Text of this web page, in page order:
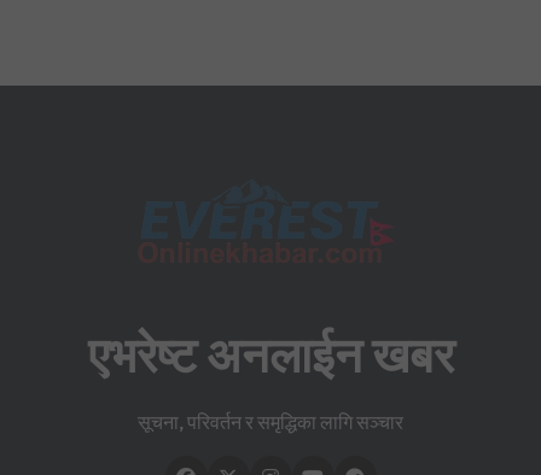
एभरेष्ट अनलाईन खबर
सूचना, परिवर्तन र समृद्धिका लागि सञ्चार